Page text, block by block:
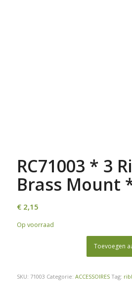
RC71003 * 3
Brass Mount
€2,15
Op voorraad
Toevoegen
SKU: 71003 Categorie: ACCESSOIRES Tag: